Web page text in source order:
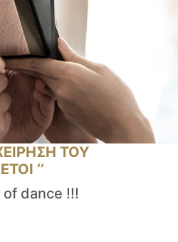
ΤΟΥ
‘’
dance !!!